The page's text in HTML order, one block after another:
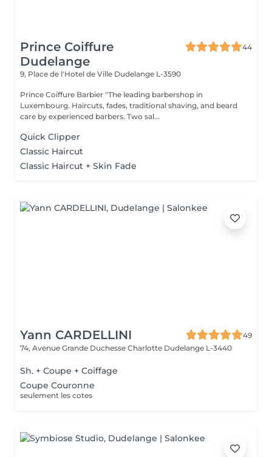
Prince Coiffure
Dudelange
44
9, Place de l'Hotel de Ville Dudelange L-3590
Prince Coiffure Barbier "The leading barbershop in
Luxembourg. Haircuts, fades, traditional shaving, and beard
care by experienced barbers. Two sal...
Quick Clipper
Classic Haircut
Classic Haircut + Skin Fade
Yann CARDELLINI
49
74, Avenue Grande Duchesse Charlotte Dudelange L-3440
Sh. + Coupe + Coiffage
Coupe Couronne
seulement les cotes